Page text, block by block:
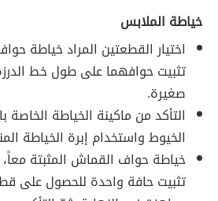
خياطة الملابس
اختيار القطعتين المراد خياطة
تثبيت حوافهما على طول خط
صغيرة.
التأكد من ماكينة الخياطة
الخيوط واستخدام إبرة الخياطة
خياطة حواف القماش المثبتة
تثبيت حافة واحدة للحصول على